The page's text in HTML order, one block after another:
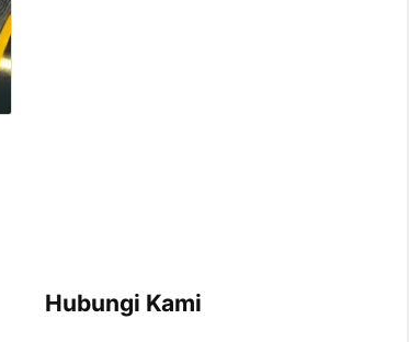
Hubungi Kami